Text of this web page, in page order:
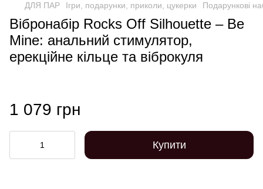
ДЛЯ ПАР Ігри, подарунки, приколи, цукерки Подарункові
Вібронабір Rocks Off Silhouette – Be
Mine: анальний стимулятор,
ерекційне кільце та віброкуля
1 079 грн
Купити